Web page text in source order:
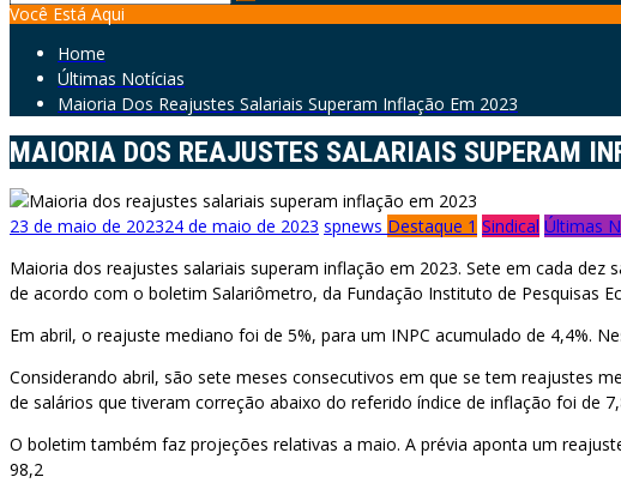
for:
Você Está Aqui
Home
Últimas Notícias
Maioria Dos Reajustes Salariais Superam Inflação Em 2023
MAIORIA DOS REAJUSTES SALARIAIS SUPERAM
23 de maio de 202324 de maio de 2023 spnews Destaque 1 Sindical Últimas
Maioria dos reajustes salariais superam inflação em 2023. Sete em cada
de acordo com o boletim Salariômetro, da Fundação Instituto de Pesquisas
Em abril, o reajuste mediano foi de 5%, para um INPC acumulado de 4,4%.
Considerando abril, são sete meses consecutivos em que se tem reajustes
de salários que tiveram correção abaixo do referido índice de inflação foi de
O boletim também faz projeções relativas a maio. A prévia aponta um
98,2